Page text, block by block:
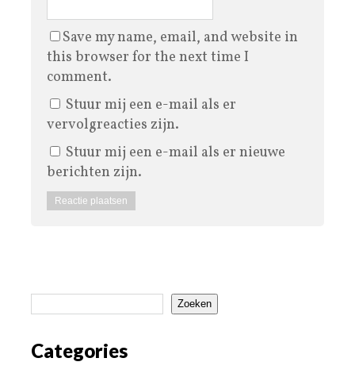
Save my name, email, and website in
this browser for the next time I
comment.
Stuur mij een e-mail als er
vervolgreacties zijn.
Stuur mij een e-mail als er nieuwe
berichten zijn.
Zoeken
Categories